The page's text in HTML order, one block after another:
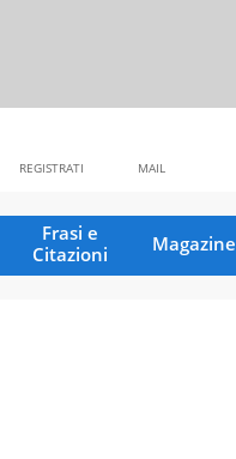
MAIL
REGISTRATI
Frasi e
Citazioni
Magazine